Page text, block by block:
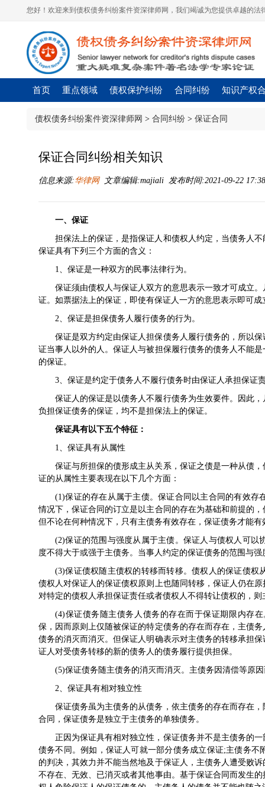
您好！欢迎来到债权债务纠纷案件资深律师网，我们竭诚为您提供卓越的法
首页 重点领域 债权保护纠纷 合同纠纷 知识产权
债权债务纠纷案件资深律师网 > 合同纠纷 > 保证合同
保证合同纠纷相关知识
信息来源:华律网文章编辑:majiali 发布时间:2021-09-22
一、保证
担保法上的保证，是指保证人 和债权人约定，当债务人
保证具有下列三个方面的含义：
1、保证是一种双方的民事法律行为。
保证须由债权人与保证人双方的意思表示一致才可成立
证。如票据法上的保证，即使有保证人一方的意思表示即可成
2、保证是担保债务人履行债务的行为。
保证是双方约定由保证人担保债务人履行债务的，所以保
证当事人以外的人。保证人与被担保履行债务的债务人不能
的保证。
3、保证是约定于债务人不履行债务时由保证人承担保证
保证人的保证是以债务人不履行债务为生效要件。因此
负担保证债务的保证，均不是担保法上的保证。
保证具有以下五个特征：
1、保证具有从属性
保证与所担保的债形成主从关系，保证之债是一种从债
证的从属性主要表现在以下几个方面：
(1)保证的存在从属于主债。保证合同以主合同的有效
情况下，保证合同的订立是以主合同的存在为基础和前提的
但不论在何种情况下，只有主债务有效存在，保证债务才能有
(2)保证的范围与强度从属于主债。保证人与债权人可
度不得大于或强于主债务。当事人约定的保证债务的范围与
(3)保证债权随主债权的转移而转移。债权人的保证债权
债权人对保证人的保证债权原则上也随同转移，保证人仍在
对特定的债权人承担保证责任或者债权人不得转让债权的，
(4)保证债务随主债务人债务的存在而于保证期限内存
保，因而原则上仅随被保证的特定债务的存在而存在，主债
债务的消灭而消灭。但保证人明确表示对主债务的转移承担
证人对受债务转移的新的债务人的债务履行提供担保。
(5)保证债务随主债务的消灭而消灭。主债务因清偿等原
2、保证具有相对独立性
保证债务虽为主债务的从债务，依主债务的存在而存在
合同，保证债务是独立于主债务的单独债务。
正因为保证具有相对独立性，保证债务并不是主债务的
债务不同。例如，保证人可就一部分债务成立保证;主债务
的判决，其效力并不能当然地及于保证人，主债务人遭受败
不存在、无效、已消灭或者其他事由。基于保证合同而发生